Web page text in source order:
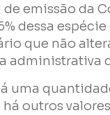
emissão da
dessa
que não
administrativa
uma
há outros